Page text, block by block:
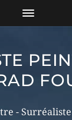
-